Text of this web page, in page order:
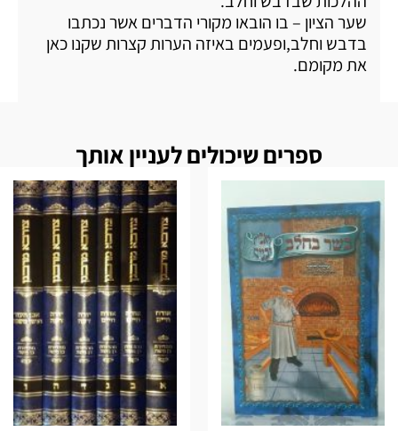
שער הציון – בו הובאו מקורי הדברים אשר נכתבו
בדבש וחלב,ופעמים באיזה הערות קצרות שקנו כאן
את מקומם.
ספרים שיכולים לעניין אותך